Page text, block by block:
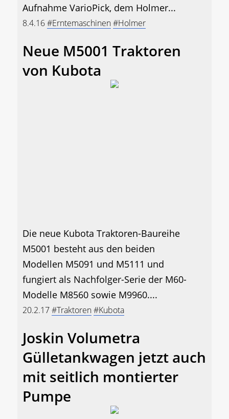
Aufnahme VarioPick, dem Holmer...
8.4.16#Erntemaschinen#Holmer
Neue M5001 Traktoren
von Kubota
Die neue Kubota Traktoren-Baureihe
M5001 besteht aus den beiden
Modellen M5091 und M5111 und
fungiert als Nachfolger-Serie der M60-
Modelle M8560 sowie M9960....
20.2.17#Traktoren#Kubota
Joskin Volumetra
Gülletankwagen jetzt auch
mit seitlich montierter
Pumpe